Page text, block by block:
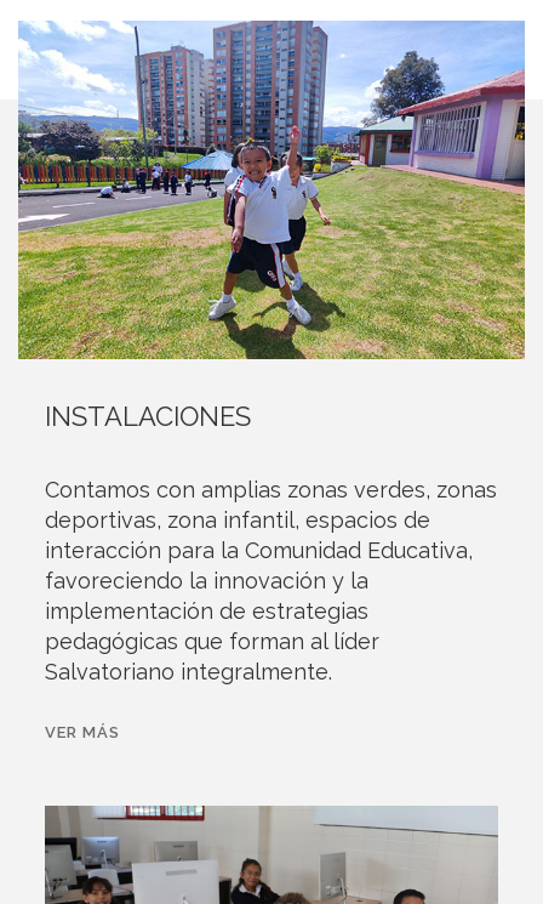
INSTALACIONES
Contamos con amplias zonas verdes, zonas
deportivas, zona infantil, espacios de
interacción para la Comunidad Educativa,
favoreciendo la innovación y la
implementación de estrategias
pedagógicas que forman al líder
Salvatoriano integralmente.
VER MÁS